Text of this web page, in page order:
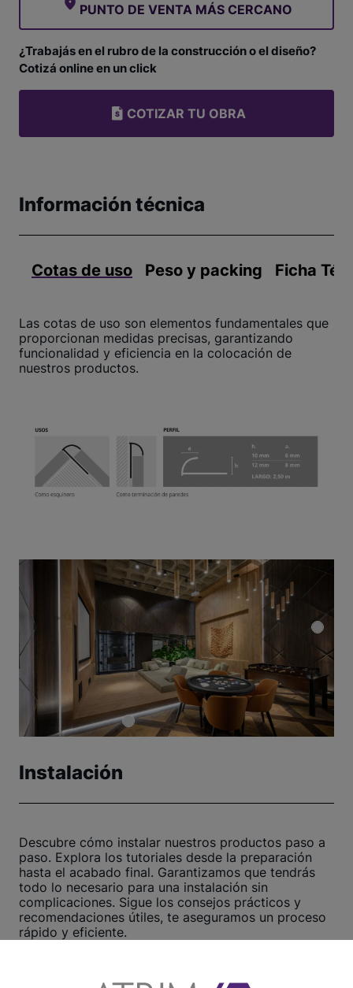
PUNTO DE VENTA MÁS CERCANO
¿Trabajás en el rubro de la construcción o el diseño?
Cotizá online en un click
COTIZAR TU OBRA
Información técnica
Cotas de uso Peso y packing Ficha
Las cotas de uso son elementos fundamentales que
proporcionan medidas precisas, garantizando
funcionalidad y eficiencia en la colocación de
nuestros productos.
Instalación
Descubre cómo instalar nuestros productos paso a
paso. Explora los tutoriales desde la preparación
hasta el acabado final. Garantizamos que tendrás
todo lo necesario para una instalación sin
complicaciones. Sigue los consejos prácticos y
recomendaciones útiles, te aseguramos un proceso
rápido y eficiente.